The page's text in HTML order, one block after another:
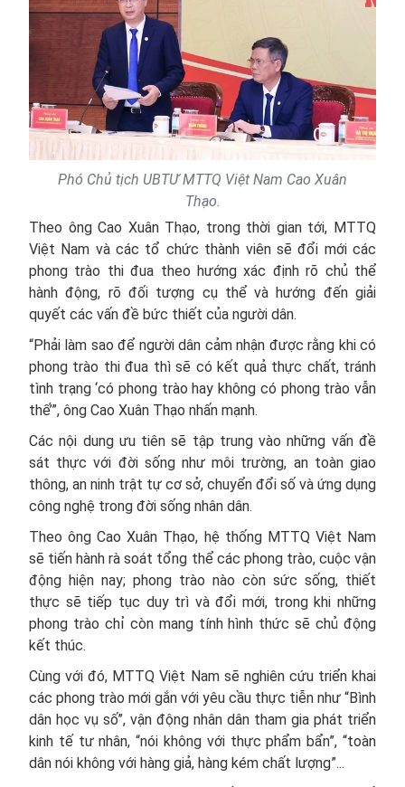
Phó Chủ tịch UBTƯ MTTQ Việt Nam Cao Xuân
Thạo.
Theo ông Cao Xuân Thạo, trong thời gian tới, MTTQ
Việt Nam và các tổ chức thành viên sẽ đổi mới các
phong trào thi đua theo hướng xác định rõ chủ thể
hành động, rõ đối tượng cụ thể và hướng đến giải
quyết các vấn đề bức thiết của người dân.
“Phải làm sao để người dân cảm nhận được rằng khi có
phong trào thi đua thì sẽ có kết quả thực chất, tránh
tình trạng ‘có phong trào hay không có phong trào vẫn
thế’”, ông Cao Xuân Thạo nhấn mạnh.
Các nội dung ưu tiên sẽ tập trung vào những vấn đề
sát thực với đời sống như môi trường, an toàn giao
thông, an ninh trật tự cơ sở, chuyển đổi số và ứng dụng
công nghệ trong đời sống nhân dân.
Theo ông Cao Xuân Thạo, hệ thống MTTQ Việt Nam
sẽ tiến hành rà soát tổng thể các phong trào, cuộc vận
động hiện nay; phong trào nào còn sức sống, thiết
thực sẽ tiếp tục duy trì và đổi mới, trong khi những
phong trào chỉ còn mang tính hình thức sẽ chủ động
kết thúc.
Cùng với đó, MTTQ Việt Nam sẽ nghiên cứu triển khai
các phong trào mới gắn với yêu cầu thực tiễn như “Bình
dân học vụ số”, vận động nhân dân tham gia phát triển
kinh tế tư nhân, “nói không với thực phẩm bẩn”, “toàn
dân nói không với hàng giả, hàng kém chất lượng”...